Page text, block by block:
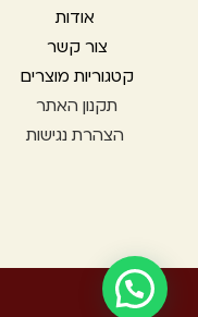
אודות
צור קשר
קטגוריות מוצרים
תקנון האתר
הצהרת נגישות